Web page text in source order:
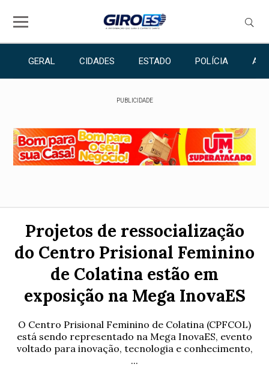
GERAL CIDADES ESTADO POLÍCIA
PUBLICIDADE
Projetos de ressocialização
do Centro Prisional Feminino
de Colatina estão em
exposição na Mega InovaES
O Centro Prisional Feminino de Colatina (CPFCOL)
está sendo representado na Mega InovaES, evento
voltado para inovação, tecnologia e conhecimento,
...